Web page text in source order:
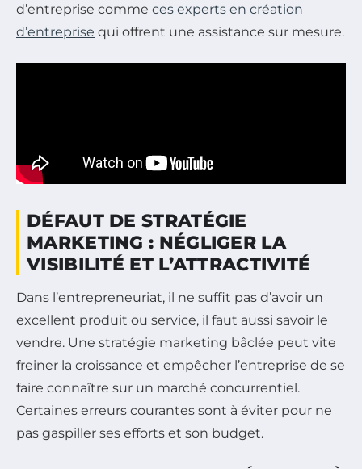
d’entreprise comme ces experts en création
d’entreprise qui offrent une assistance sur mesure.
DÉFAUT DE STRATÉGIE
MARKETING : NÉGLIGER LA
VISIBILITÉ ET L’ATTRACTIVITÉ
Dans l’entrepreneuriat, il ne suffit pas d’avoir un
excellent produit ou service, il faut aussi savoir le
vendre. Une stratégie marketing bâclée peut vite
freiner la croissance et empêcher l’entreprise de se
faire connaître sur un marché concurrentiel.
Certaines erreurs courantes sont à éviter pour ne
pas gaspiller ses efforts et son budget.